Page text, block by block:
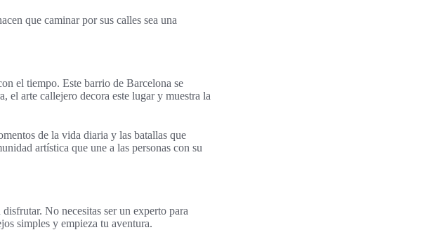
que caminar por sus calles sea una
el tiempo. Este barrio de Barcelona se
el arte callejero decora este lugar y muestra la
de la vida diaria y las batallas que
artística que une a las personas con su
No necesitas ser un experto para
simples y empieza tu aventura.